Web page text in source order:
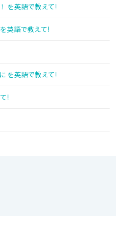
を英語で教えて!
英語で教えて!
を英語で教えて!
!